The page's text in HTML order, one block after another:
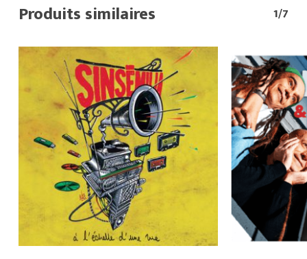
Produits similaires 1/7